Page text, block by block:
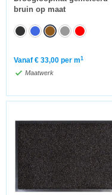
bruin op maat
Vanaf € 33,00 per m1
Maatwerk